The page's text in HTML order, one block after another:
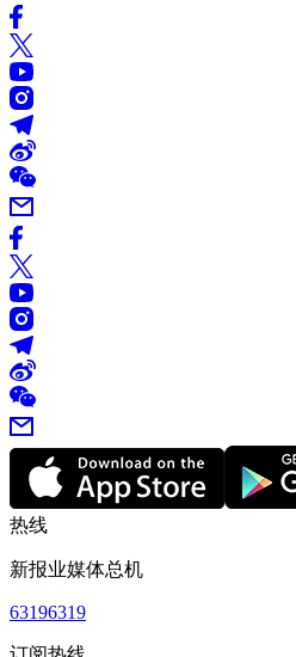
热线
新报业媒体总机
63196319